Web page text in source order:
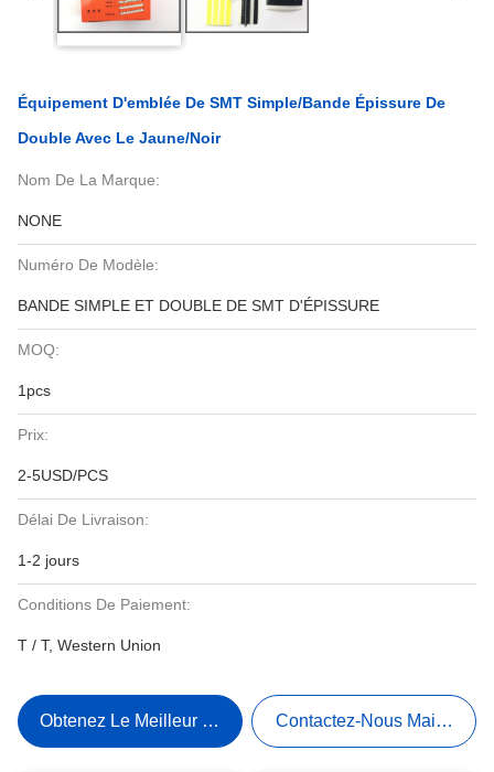
Équipement D'emblée De SMT Simple/bande Épissure De
Double Avec Le Jaune/noir
Nom De La Marque:
NONE
Numéro De Modèle:
BANDE SIMPLE ET DOUBLE DE SMT D'ÉPISSURE
MOQ:
1pcs
Prix:
2-5USD/PCS
Délai De Livraison:
1-2 jours
Conditions De Paiement:
T / T, Western Union
Obtenez Le Meilleur Prix Contactez-Nous Maintenant